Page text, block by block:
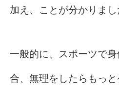
加え、ことが分かりまし
一般的に、スポーツで
合、無理をしたらもっ